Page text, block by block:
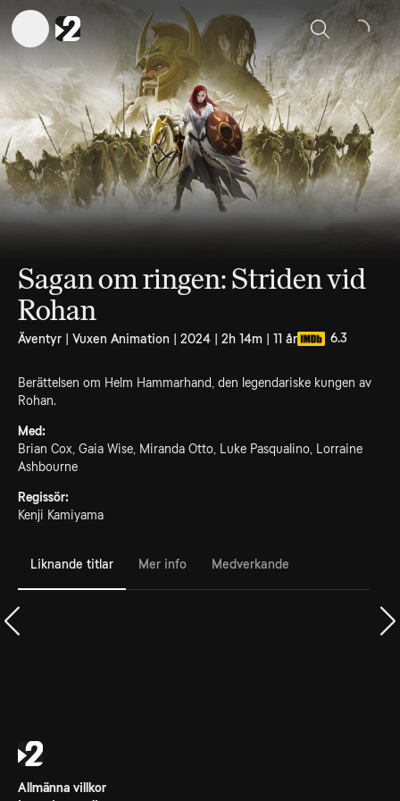
Sök
Sagan om ringen: Striden vid
Rohan
Äventyr | Vuxen Animation | 2024 | 2h 14m | 11 år 6.3
Berättelsen om Helm Hammarhand, den legendariske kungen av
Rohan.
Med:
Brian Cox, Gaia Wise, Miranda Otto, Luke Pasqualino, Lorraine
Ashbourne
Regissör:
Kenji Kamiyama
Liknande titlar Mer info Medverkande
Allmänna villkor